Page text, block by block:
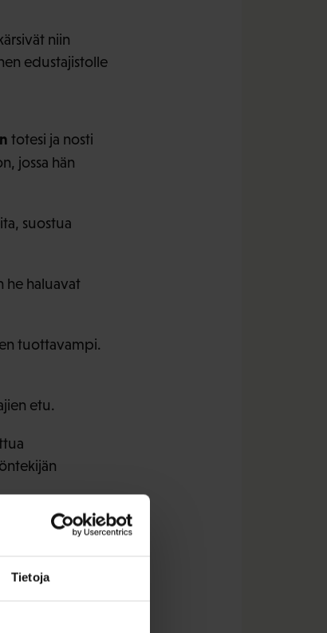
Tietoja
niin
edustajistolle
totesi ja nosti
jossa hän
suostua
he haluavat
tuottavampi.
etu.
ja
olisi syytä